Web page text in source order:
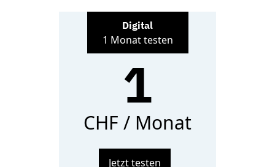
Digital
1 Monat testen
1
CHF / Monat
Jetzt testen